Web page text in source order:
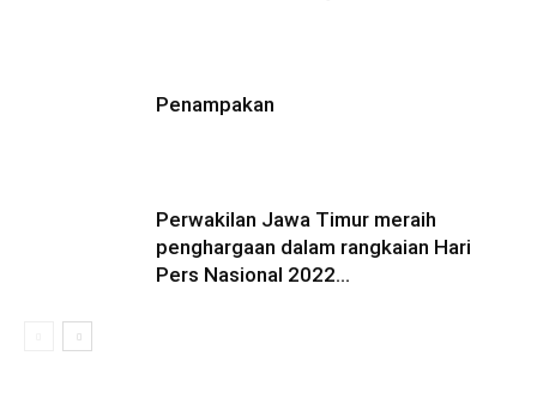
Penampakan
Perwakilan Jawa Timur meraih
penghargaan dalam rangkaian Hari
Pers Nasional 2022…